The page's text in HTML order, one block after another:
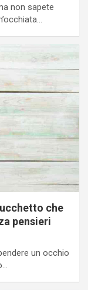
non sapete
che
pensieri
un occhio